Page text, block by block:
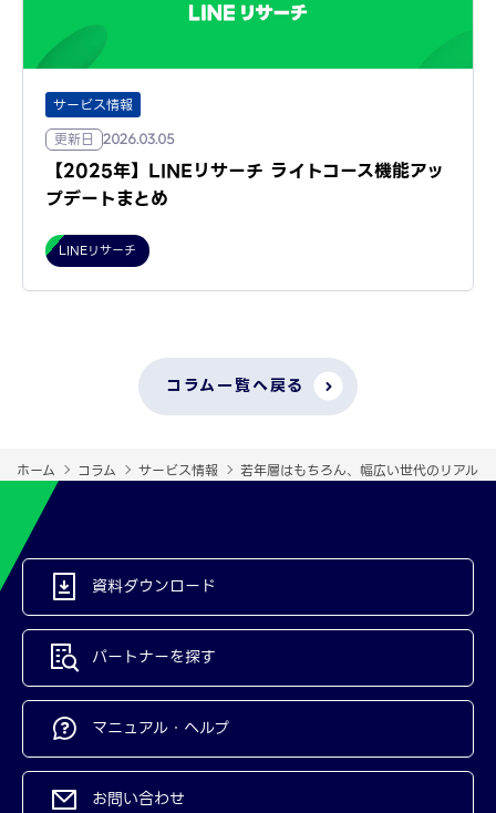
サービス情報
更新日
2026.03.05
【2025年】LINEリサーチ ライトコース機能アッ
プデートまとめ
LINEリサーチ
コラム一覧へ戻る
ホーム コラム サービス情報 若年層はもちろん、幅広い世代のリアル
資料ダウンロード
パートナーを探す
マニュアル・ヘルプ
お問い合わせ